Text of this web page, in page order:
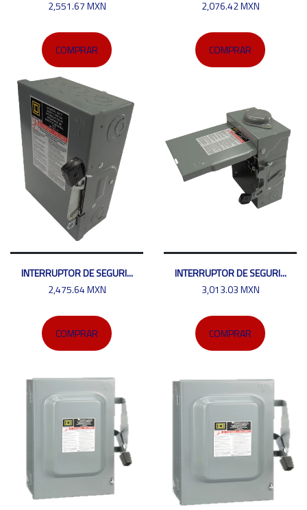
2,551.67 MXN
COMPRAR
2,076.42 MXN
COMPRAR
INTERRUPTOR DE SEGURI...
2,475.64 MXN
COMPRAR
INTERRUPTOR DE SEGURI...
3,013.03 MXN
COMPRAR